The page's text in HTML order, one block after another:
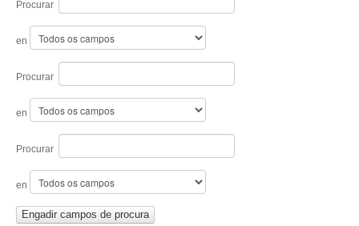
Procurar
en
Procurar
en
Procurar
en
Engadir campos de procura